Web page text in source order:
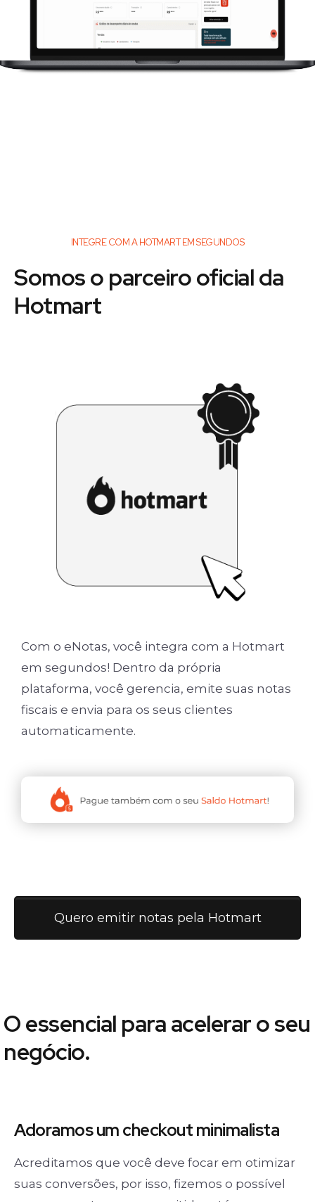
INTEGRE COM A HOTMART EM SEGUNDOS
Somos o parceiro oficial da
Hotmart
Com o eNotas, você integra com a Hotmart
em segundos! Dentro da própria
plataforma, você gerencia, emite suas notas
fiscais e envia para os seus clientes
automaticamente.
Quero emitir notas pela Hotmart
O essencial para acelerar o seu
negócio.
Adoramos umcheckout minimalista
Acreditamos que você deve focar em otimizar
suas conversões, por isso, fizemos o possível